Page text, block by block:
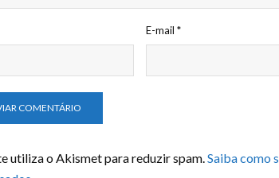
E-mail*
utiliza o Akismet para reduzir spam.Saiba como